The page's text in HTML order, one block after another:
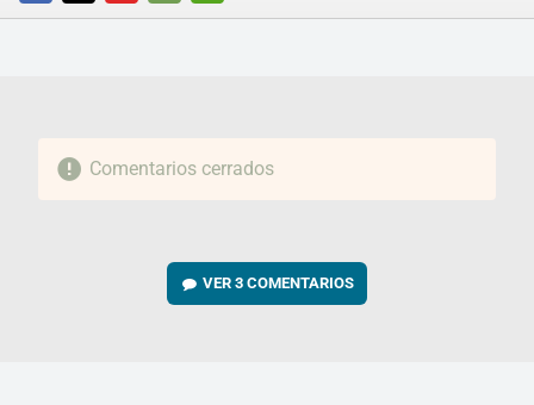
FACEBOOKTWITTERFLIPBOARD
E-
WHATSAPP
Comentarios cerrados
VER3 COMENTARIOS